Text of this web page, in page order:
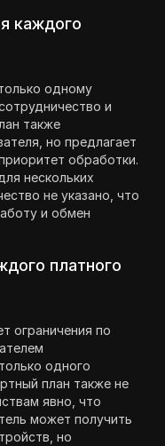
каждого
одному
и
также
но предлагает
обработки.
нескольких
не указано, что
и обмен
платного
ограничения по
одного
план также не
явно, что
может получить
но